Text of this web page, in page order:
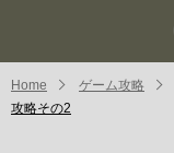
Home ゲーム攻略
攻略その2